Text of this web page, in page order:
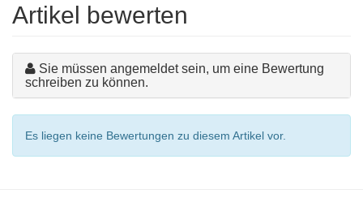
Artikel bewerten
Sie müssen angemeldet sein, um eine Bewertung
schreiben zu können.
Es liegen keine Bewertungen zu diesem Artikel vor.